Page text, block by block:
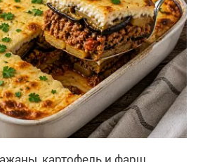
картофель и фарш